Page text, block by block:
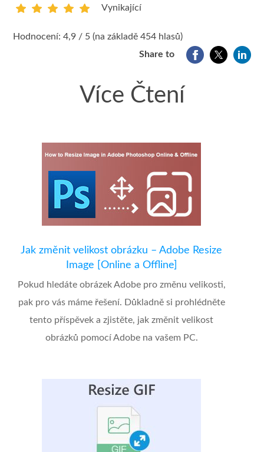
Vynikající
Hodnocení: 4,9 / 5 (na základě 454 hlasů)
Share to
Více Čtení
Jak změnit velikost obrázku – Adobe Resize
Image [Online a Offline]
Pokud hledáte obrázek Adobe pro změnu velikosti,
pak pro vás máme řešení. Důkladně si prohlédněte
tento příspěvek a zjistěte, jak změnit velikost
obrázků pomocí Adobe na vašem PC.